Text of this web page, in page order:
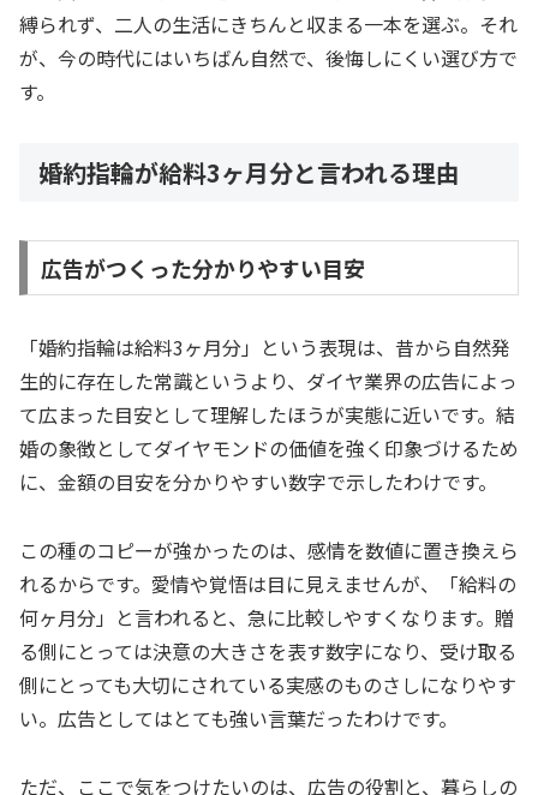
縛られず、二人の生活にきちんと収まる一本を選ぶ。それ
が、今の時代にはいちばん自然で、後悔しにくい選び方で
す。
婚約指輪が給料3ヶ月分と言われる理由
広告がつくった分かりやすい目安
「婚約指輪は給料3ヶ月分」という表現は、昔から自然発
生的に存在した常識というより、ダイヤ業界の広告によっ
て広まった目安として理解したほうが実態に近いです。結
婚の象徴としてダイヤモンドの価値を強く印象づけるため
に、金額の目安を分かりやすい数字で示したわけです。
この種のコピーが強かったのは、感情を数値に置き換えら
れるからです。愛情や覚悟は目に見えませんが、「給料の
何ヶ月分」と言われると、急に比較しやすくなります。贈
る側にとっては決意の大きさを表す数字になり、受け取る
側にとっても大切にされている実感のものさしになりやす
い。広告としてはとても強い言葉だったわけです。
ただ、ここで気をつけたいのは、広告の役割と、暮らしの